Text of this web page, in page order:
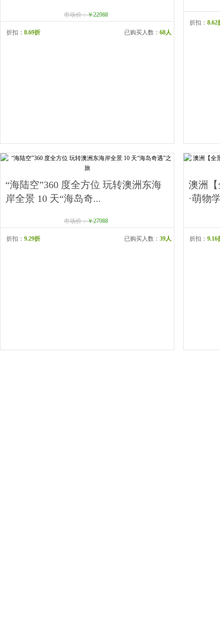
市场价：￥22988
折扣： 8.69折 已购买人数： 68人
折扣： 8.62
“海陆空”360 度全方位 玩转澳洲东海
岸全景 10 天“海岛奇...
市场价：￥27988
折扣： 9.29折 已购买人数： 39人
澳洲
·萌物
折扣： 9.16